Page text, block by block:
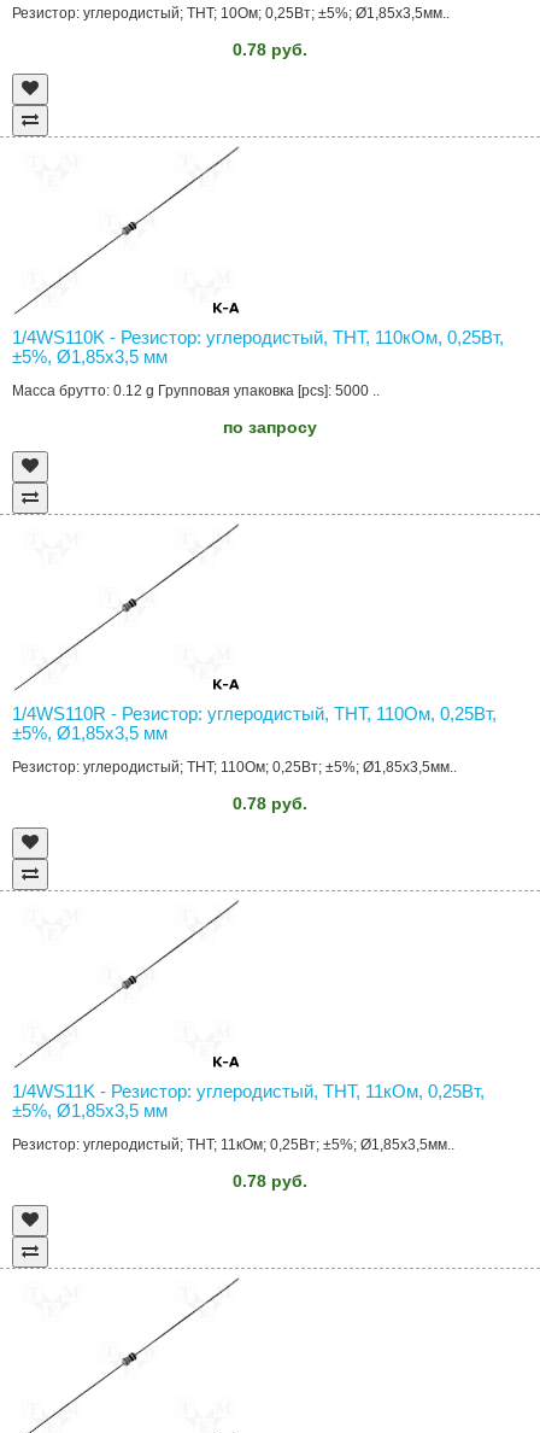
Резистор: углеродистый; THT; 10Ом; 0,25Вт; ±5%; Ø1,85x3,5мм..
0.78 руб.
1/4WS110K - Резистор: углеродистый, THT, 110кОм, 0,25Вт,
±5%, Ø1,85x3,5 мм
Масса брутто: 0.12 g Групповая упаковка [pcs]: 5000 ..
по запросу
1/4WS110R - Резистор: углеродистый, THT, 110Ом, 0,25Вт,
±5%, Ø1,85x3,5 мм
Резистор: углеродистый; THT; 110Ом; 0,25Вт; ±5%; Ø1,85x3,5мм..
0.78 руб.
1/4WS11K - Резистор: углеродистый, THT, 11кОм, 0,25Вт,
±5%, Ø1,85x3,5 мм
Резистор: углеродистый; THT; 11кОм; 0,25Вт; ±5%; Ø1,85x3,5мм..
0.78 руб.